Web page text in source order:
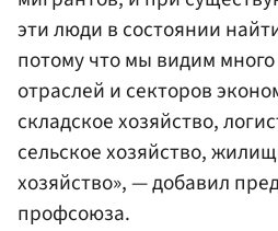
эти люди в состоянии
потому что мы видим
отраслей и секторов
складское хозяйство,
сельское хозяйство,
хозяйство», — добавил
профсоюза.